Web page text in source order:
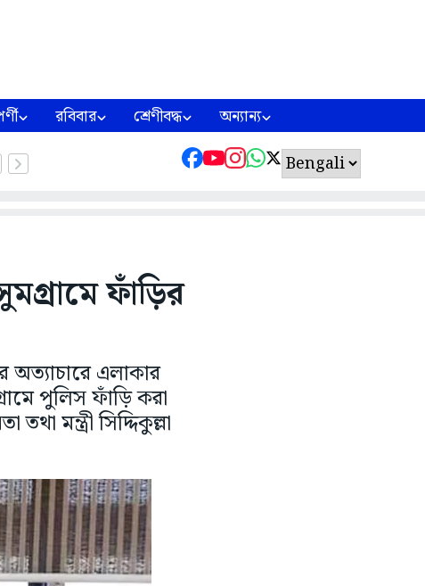
রবিবার শ্রেণীবদ্ধ অন্যান্য
ফাঁড়ির
অত্যাচারে এলাকার
পুলিস ফাঁড়ি করা
মন্ত্রী সিদ্দিকুল্লা